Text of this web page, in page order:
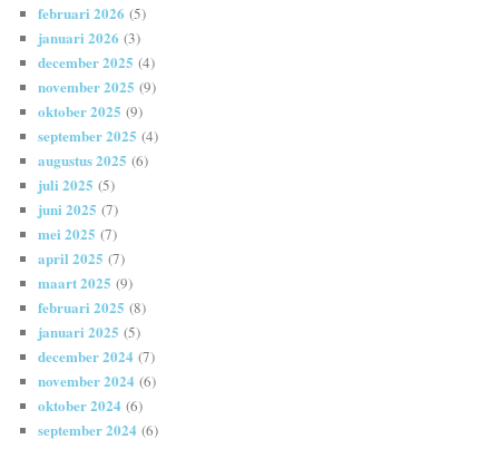
februari 2026 (5)
januari 2026 (3)
december 2025 (4)
november 2025 (9)
oktober 2025 (9)
september 2025 (4)
augustus 2025 (6)
juli 2025 (5)
juni 2025 (7)
mei 2025 (7)
april 2025 (7)
maart 2025 (9)
februari 2025 (8)
januari 2025 (5)
december 2024 (7)
november 2024 (6)
oktober 2024 (6)
september 2024 (6)